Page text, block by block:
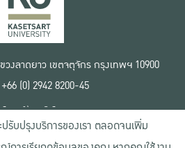
งลาดยาว เขตจตุจักร กรุงเทพฯ 10900
(0) 2942 8200-45
ไขการใช้งานเว็บไซต์
กลงด้านสิทธิ์ใช้งาน
ายความเป็นส่วนตัว
ปรับปรุงบริการของเรา ตลอดจนเพิ่ม